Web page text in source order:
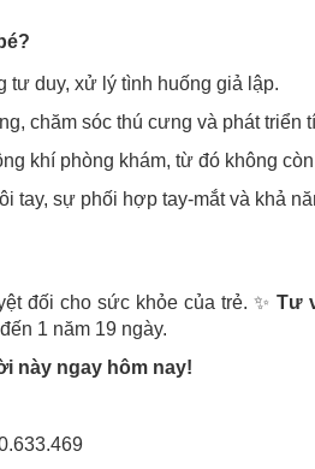
tư duy, xử lý tình huống giả lập.
chăm sóc thú cưng và phát triển
khí phòng khám, từ đó không
tay, sự phối hợp tay-mắt và khả
đối cho sức khỏe của trẻ. ✨ Tư
1 năm 19 ngày.
này ngay hôm nay!